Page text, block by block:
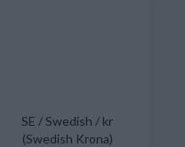
SE / Swedish / kr
(Swedish Krona)